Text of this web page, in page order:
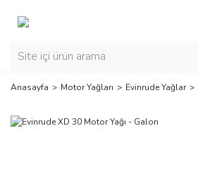
Anasayfa Motor Yağları Evinrude Yağlar